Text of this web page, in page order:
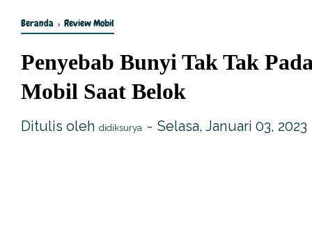
Beranda › Review Mobil
Penyebab Bunyi Tak Tak
Mobil Saat Belok
Ditulis oleh didiksurya Selasa, Januari 03, 2023